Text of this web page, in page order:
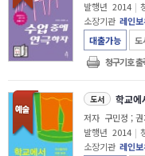
발행년 2014 |
소장기관 레인
대출가능
도
청구기호 출
도서 학교에
저자 구민정 ;
발행년 2014 |
소장기관 레인